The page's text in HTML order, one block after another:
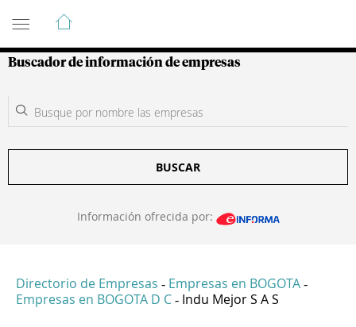
Guía de Empresas Colombianas
Buscador de información de empresas
BUSCAR
Información ofrecida por:
Directorio de Empresas - Empresas en BOGOTA -
Empresas en BOGOTA D C - Indu Mejor S A S